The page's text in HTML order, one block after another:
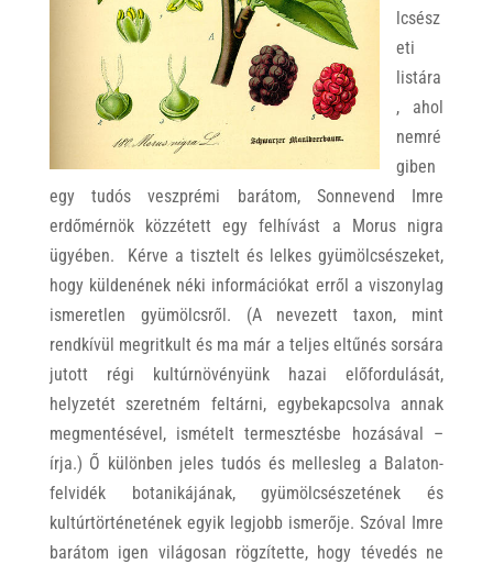
lcsész
eti
listára
, ahol
nemré
giben
egy tudós veszprémi barátom, Sonnevend Imre
erdőmérnök közzétett egy felhívást a Morus nigra
ügyében. Kérve a tisztelt és lelkes gyümölcsészeket,
hogy küldenének néki információkat erről a viszonylag
ismeretlen gyümölcsről. (A nevezett taxon, mint
rendkívül megritkult és ma már a teljes eltűnés sorsára
jutott régi kultúrnövényünk hazai előfordulását,
helyzetét szeretném feltárni, egybekapcsolva annak
megmentésével, ismételt termesztésbe hozásával –
írja.) Ő különben jeles tudós és mellesleg a Balaton-
felvidék botanikájának, gyümölcsészetének és
kultúrtörténetének egyik legjobb ismerője. Szóval Imre
barátom igen világosan rögzítette, hogy tévedés ne